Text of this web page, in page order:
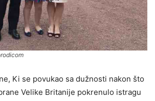
Ki se povukao sa dužnosti nakon što
Velike Britanije pokrenulo istragu